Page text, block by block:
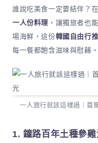
誰說吃美食一定要結伴？
一人份料理 ，讓獨旅者也
場海鮮，這份韓國自由行
每一餐都飽含滋味與慰藉。
一人旅行就該這樣過｜首
1. 鐘路百年土種參雞